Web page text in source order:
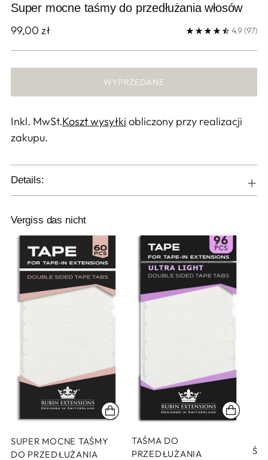
Super mocne taśmy do przedłużania włosów
Cena
99,00 zł 4.9(97)
WYPRZEDANE
Inkl. MwSt.Koszt wysyłki obliczony przy realizacji
zakupu.
Details:
Vergiss das nicht
SUPER MOCNE TAŚMY
DO PRZEDŁUŻANIA
TAŚMA DO
PRZEDŁUŻANIA